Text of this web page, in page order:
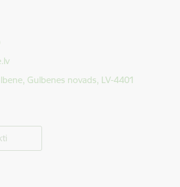
Gulbenes novads, LV-4401